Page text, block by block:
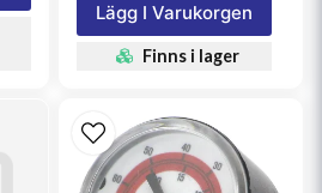
Lägg I Varukorgen
Finns i lager